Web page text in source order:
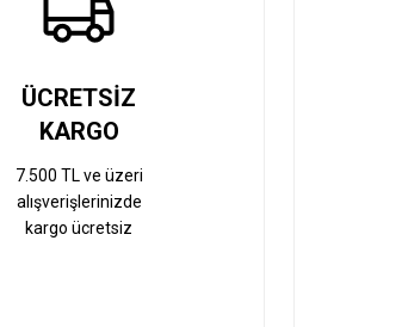
ÜCRETSİZ
KARGO
7.500 TL ve üzeri
alışverişlerinizde
kargo ücretsiz